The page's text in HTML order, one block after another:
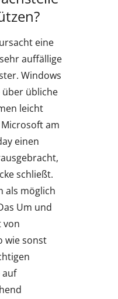
eine
auffällige
Windows
übliche
leicht
am
einen
schließt.
als möglich
Um und
von
wie sonst